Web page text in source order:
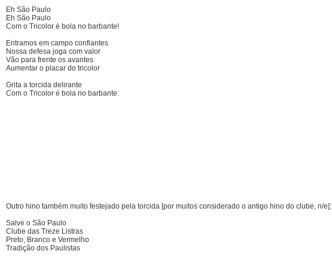
Eh São Paulo
Eh São Paulo
Com o Tricolor é bola no barbante!
Entramos em campo confiantes
Nossa defesa joga com valor
Vão para frente os avantes
Aumentar o placar do tricolor
Grita a torcida delirante
Com o Tricolor é bola no barbante.
Outro hino também muito festejado pela torcida [por muitos considerado o antigo hino do clube, n/e]:
Salve o São Paulo
Clube das Treze Listras
Preto, Branco e Vermelho
Tradição dos Paulistas